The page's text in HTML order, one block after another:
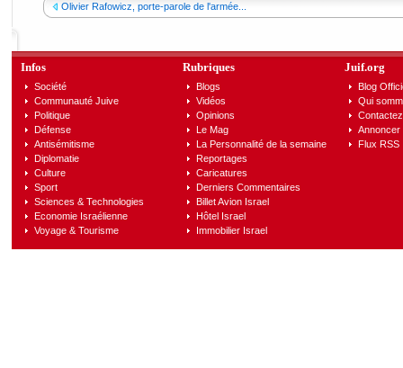
Olivier Rafowicz, porte-parole de l'armée...
Infos
Société
Communauté Juive
Politique
Défense
Antisémitisme
Diplomatie
Culture
Sport
Sciences & Technologies
Economie Israélienne
Voyage & Tourisme
Rubriques
Blogs
Vidéos
Opinions
Le Mag
La Personnalité de la semaine
Reportages
Caricatures
Derniers Commentaires
Billet Avion Israel
Hôtel Israel
Immobilier Israel
Juif.org
Blog
Qui
Annoncer
Flux RSS